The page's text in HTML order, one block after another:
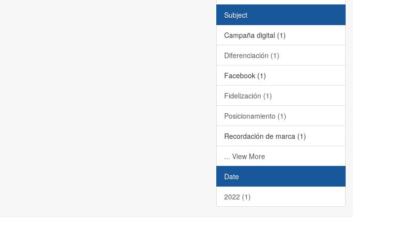
Subject
Campaña digital (1)
Diferenciación (1)
Facebook (1)
Fidelización (1)
Posicionamiento (1)
Recordación de marca (1)
... View More
Date
2022 (1)